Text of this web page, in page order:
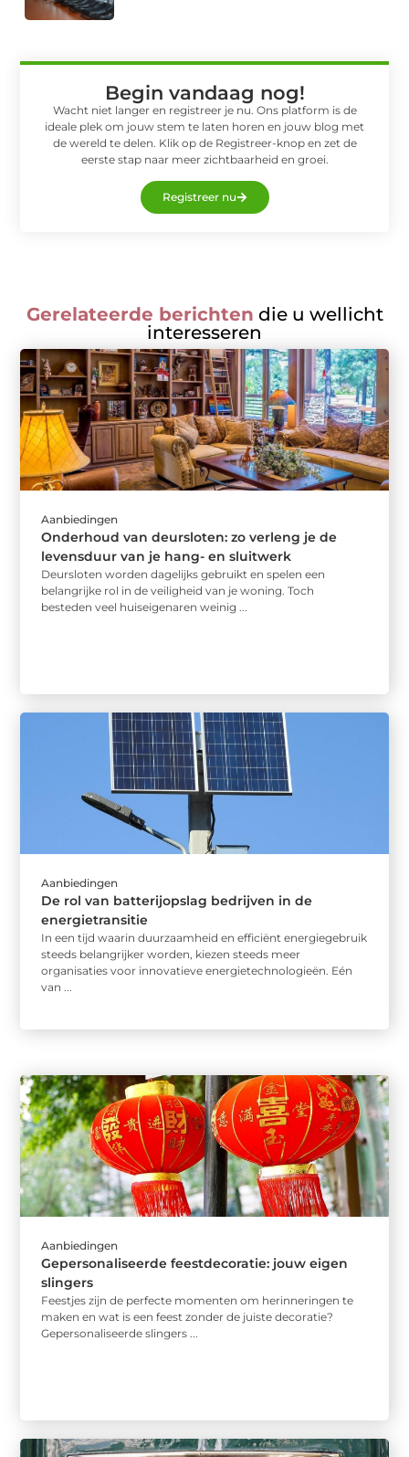
Begin vandaag nog!
Wacht niet langer en registreer je nu. Ons platform is de
ideale plek om jouw stem te laten horen en jouw blog met
de wereld te delen. Klik op de Registreer-knop en zet de
eerste stap naar meer zichtbaarheid en groei.
Registreer nu
Gerelateerde berichten die u wellicht
interesseren
Aanbiedingen
Onderhoud van deursloten: zo verleng je de
levensduur van je hang- en sluitwerk
Deursloten worden dagelijks gebruikt en spelen een
belangrijke rol in de veiligheid van je woning. Toch
besteden veel huiseigenaren weinig ...
Aanbiedingen
De rol van batterijopslag bedrijven in de
energietransitie
In een tijd waarin duurzaamheid en efficiënt energiegebruik
steeds belangrijker worden, kiezen steeds meer
organisaties voor innovatieve energietechnologieën. Eén
van ...
Aanbiedingen
Gepersonaliseerde feestdecoratie: jouw eigen
slingers
Feestjes zijn de perfecte momenten om herinneringen te
maken en wat is een feest zonder de juiste decoratie?
Gepersonaliseerde slingers ...